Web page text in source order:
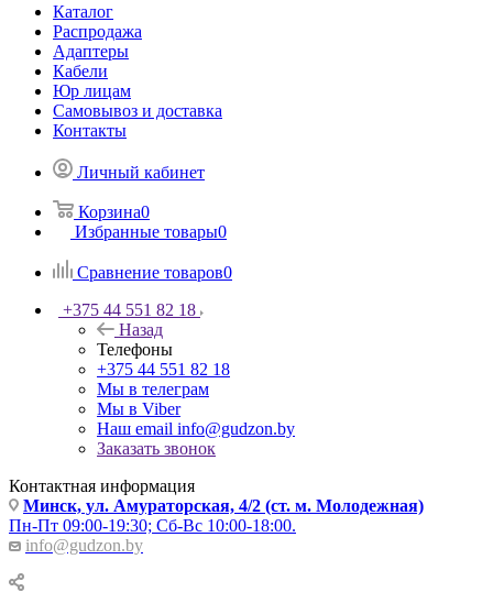
Каталог
Распродажа
Адаптеры
Кабели
Юр лицам
Самовывоз и доставка
Контакты
Личный кабинет
Корзина0
Избранные товары0
Сравнение товаров0
+375 44 551 82 18
Назад
Телефоны
+375 44 551 82 18
Мы в телеграм
Мы в Viber
Наш email info@gudzon.by
Заказать звонок
Контактная информация
Минск, ул. Амураторская, 4/2 (ст. м. Молодежная)
Пн-Пт 09:00-19:30; Сб-Вс 10:00-18:00.
info@gudzon.by